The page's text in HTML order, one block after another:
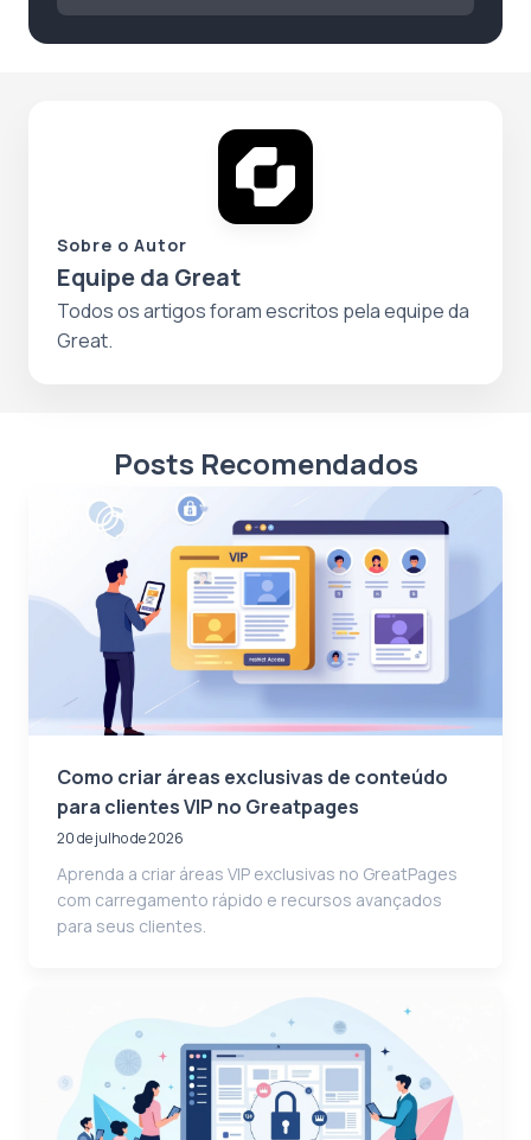
Sobre o Autor
Equipe da Great
Todos os artigos foram escritos pela equipe da
Great.
Posts Recomendados
Como criar áreas exclusivas de conteúdo
para clientes VIP no Greatpages
20 de julho de 2026
Aprenda a criar áreas VIP exclusivas no GreatPages
com carregamento rápido e recursos avançados
para seus clientes.